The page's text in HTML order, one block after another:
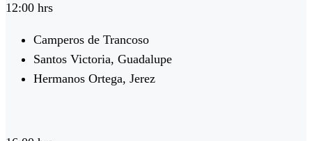
12:00 hrs
Camperos de Trancoso
Santos Victoria, Guadalupe
Hermanos Ortega, Jerez